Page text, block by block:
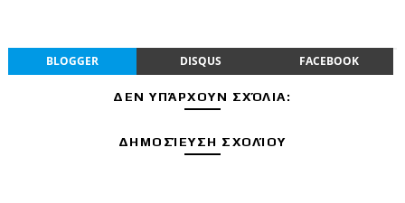
BLOGGER DISQUS FACEBOOK
ΔΕΝ ΥΠΆΡΧΟΥΝ ΣΧΌΛΙΑ:
ΔΗΜΟΣΊΕΥΣΗ ΣΧΟΛΊΟΥ